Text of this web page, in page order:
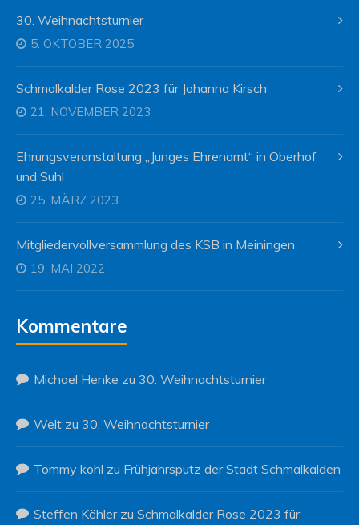
30. Weihnachtsturnier
5. OKTOBER 2025
Schmalkalder Rose 2023 für Johanna Kirsch
21. NOVEMBER 2023
Ehrungsveranstaltung „Junges Ehrenamt“ in Oberhof
und Suhl
25. MÄRZ 2023
Mitgliedervollversammlung des KSB in Meiningen
19. MAI 2022
Kommentare
Michael Henke zu 30. Weihnachtsturnier
Welt zu 30. Weihnachtsturnier
Tommy kohl zu Frühjahrsputz der Stadt Schmalkalden
Steffen Köhlerzu Schmalkalder Rose 2023 für